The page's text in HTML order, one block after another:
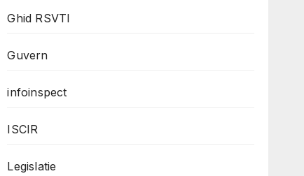
Ghid RSVTI
Guvern
infoinspect
ISCIR
Legislatie